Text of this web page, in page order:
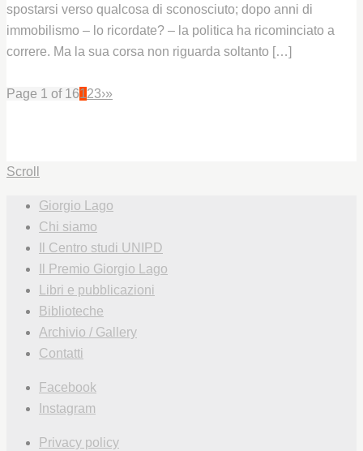
spostarsi verso qualcosa di sconosciuto; dopo anni di
immobilismo – lo ricordate? – la politica ha ricominciato a
correre. Ma la sua corsa non riguarda soltanto […]
Page 1 of 16123›»
Scroll
Giorgio Lago
Chi siamo
Il Centro studi UNIPD
Il Premio Giorgio Lago
Libri e pubblicazioni
Biblioteche
Archivio / Gallery
Contatti
Facebook
Instagram
Privacy policy